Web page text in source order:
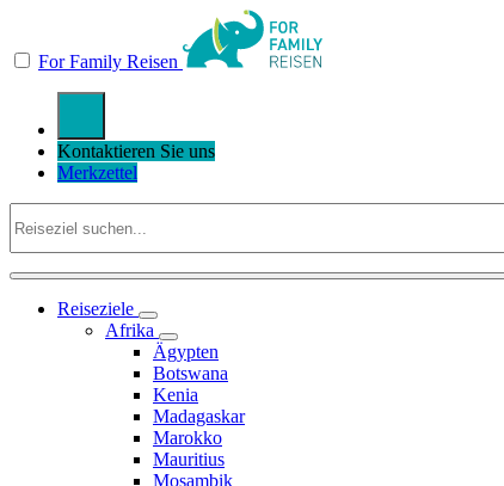
For Family Reisen
Kontaktieren Sie uns
Merkzettel
Reiseziele
Afrika
Ägypten
Botswana
Kenia
Madagaskar
Marokko
Mauritius
Mosambik